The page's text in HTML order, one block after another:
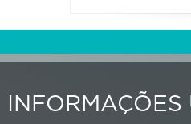
INFORMAÇÕES